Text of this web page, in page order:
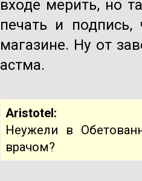
входе мерить, но
печать и
магазине. Ну от
астма.
Aristotel:
Неужели в
врачом?